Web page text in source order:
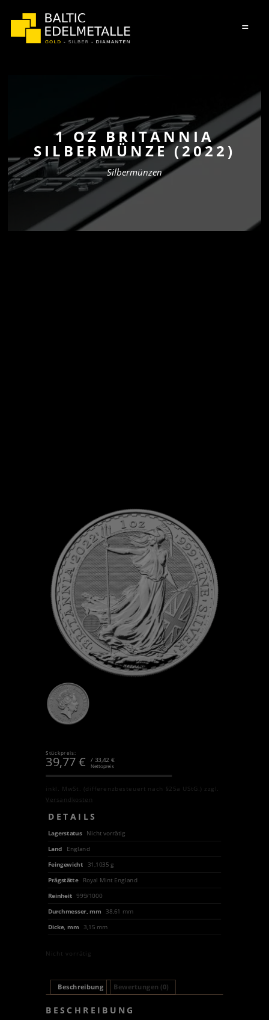
=
1 OZ BRITANNIA
SILBERMÜNZE (2022)
Silbermünzen
Stückpreis:
39,77€ / 33,42 €
Nettopreis
inkl. MwSt. (differenzbesteuert nach §25a UStG.) zzgl.
Versandkosten
DETAILS
Lagerstatus
Nicht vorrätig
Land
England
Feingewicht
31,1035 g
Prägstätte
Royal Mint England
Reinheit 999/1000
Durchmesser, mm
38,61 mm
Dicke, mm
3,15 mm
Nicht vorrätig
Beschreibung Bewertungen (0)
BESCHREIBUNG